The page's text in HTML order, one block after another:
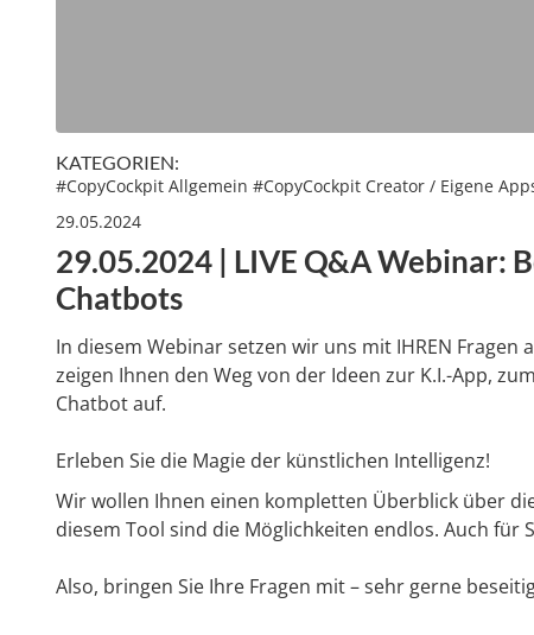
KATEGORIEN:
#CopyCockpit Allgemein #CopyCockpit Creator / Eigene
29.05.2024
29.05.2024 | LIVE Q&A Webinar:
Chatbots
In diesem Webinar setzen wir uns mit IHREN
zeigen Ihnen den Weg von der Ideen zur K.I.-App,
Chatbot auf.
Erleben Sie die Magie der künstlichen Intelligenz!
Wir wollen Ihnen einen kompletten Überblick über
diesem Tool sind die Möglichkeiten endlos. Auch für
Also, bringen Sie Ihre Fragen mit – sehr gerne